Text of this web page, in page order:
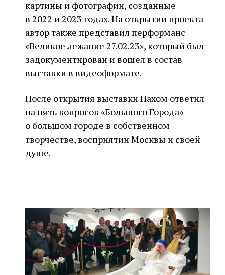
картины и фотографии, созданные
в 2022 и 2023 годах. На открытии проекта
автор также представил перформанс
«Великое лежание 27.02.23», который был
задокументирован и вошел в состав
выставки в видеоформате.
После открытия выставки Пахом ответил
на пять вопросов «Большого Города» —
о большом городе в собственном
творчестве, восприятии Москвы и своей
душе.